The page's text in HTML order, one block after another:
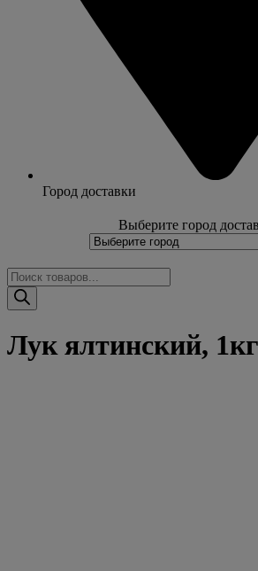
Город доставки
Выберите город
Поиск
товаров
Лук ялтинский, 1кг